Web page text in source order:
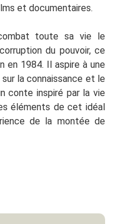
et documentaires.
toute sa vie le
du pouvoir, ce
en 1984. Il aspire à une
la connaissance et le
conte inspiré par la vie
éléments de cet idéal
de la montée de